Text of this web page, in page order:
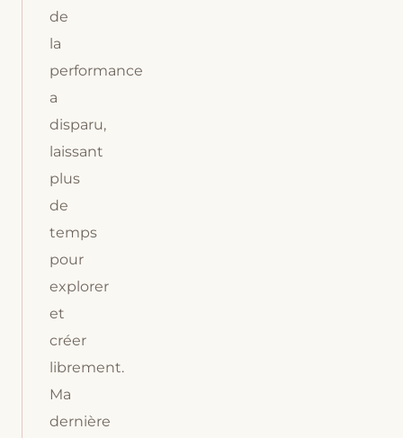
de
la
performance
a
disparu,
laissant
plus
de
temps
pour
explorer
et
créer
librement.
Ma
dernière